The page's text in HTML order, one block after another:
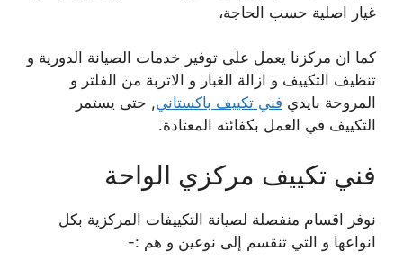
غيار اصلية حسب الحاجة،
كما ان مركزنا يعمل على توفير خدمات الصيانة الدورية و
تنظيف التكييف و ازالة الغبار و الاتربة من الفلتر و
المروحة بايدي فني تكييف باكستاني, حتى يستمر
التكييف في العمل بكفائته المعتادة.
فني تكييف مركزي الواحة
نوفر اقسام منفصلة لصيانة التكييفات المركزية بكل
انواعها و التي تنقسم إلى نوعين و هم :-